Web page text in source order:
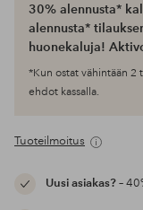
30% alennusta*
alennusta*
huonekaluja!
*Kun ostat vähintään 2
ehdot kassalla.
Tuoteilmoitus
Uusi asiakas?–